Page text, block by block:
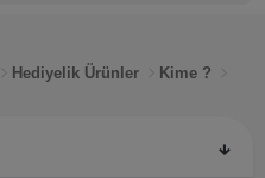
Hediyelik Ürünler
Kime ?